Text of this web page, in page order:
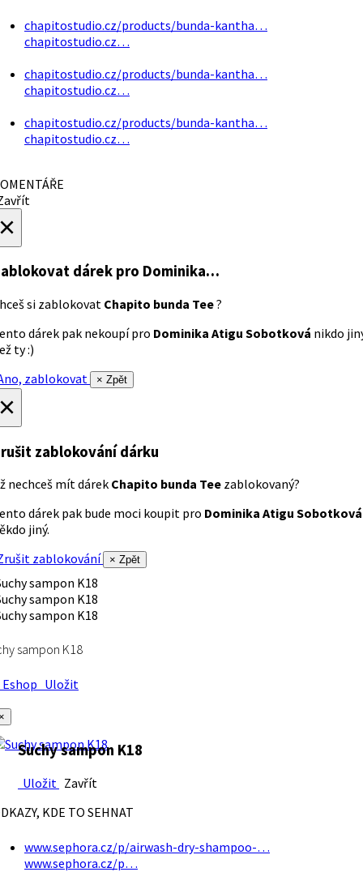
chapitostudio.cz/products/bunda-kantha…
chapitostudio.cz…
chapitostudio.cz/products/bunda-kantha…
chapitostudio.cz…
chapitostudio.cz/products/bunda-kantha…
chapitostudio.cz…
dárek pro Dominika…
si zablokovat Chapito bunda Tee?
dárek pak nekoupí pro Dominika Atigu Sobotková nikdo
ty :)
zablokovat
× Zpět
zablokování dárku
nechceš mít dárek Chapito bunda Tee zablokovaný?
dárek pak bude moci koupit pro Dominika Atigu Sobotková
jiný.
zablokování
× Zpět
sampon K18
Uložit
Suchy sampon K18
Uložit Zavřít
KDE TO SEHNAT
www.sephora.cz/p/airwash-dry-shampoo-…
www.sephora.cz/p…